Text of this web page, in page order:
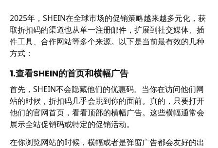
2025年，SHEIN在全球市场的促销策略越来越多元化，获
取折扣码的渠道也从单一注册邮件，扩展到社交媒体、插
件工具、合作网站等多个来源。以下是当前最有效的几种
方式：
1.查看SHEIN的首页和横幅广告
首先，SHEIN不会隐藏他们的优惠码。当你在访问他们网
站的时候，折扣码几乎会跳到你的面前。真的，只要打开
他们的官网首页，看看顶部的横幅广告。这些横幅通常会
展示全站促销码或特定的促销活动。
在你浏览网站的时候，横幅或者是弹窗广告都会友好的出